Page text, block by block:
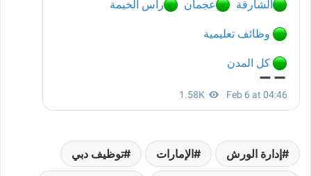
إدارة الورش الإمارات توظيف دبي